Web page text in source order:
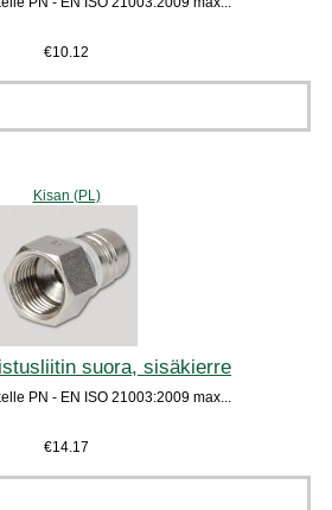
€10.12
Kisan (PL)
suora, sisäkierre
PN - EN ISO 21003:2009 max...
€14.17